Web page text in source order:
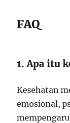
FAQ
1. Apa itu
Kesehatan
emosional,